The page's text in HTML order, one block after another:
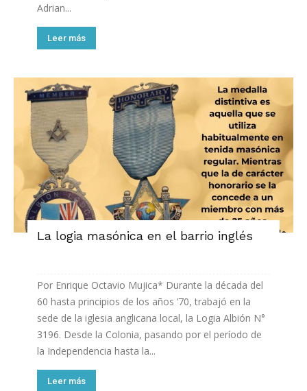
Adrian...
Leer más
La logia masónica en el barrio inglés
Por Enrique Octavio Mujica* Durante la década del
60 hasta principios de los años ’70, trabajó en la
sede de la iglesia anglicana local, la Logia Albión N°
3196. Desde la Colonia, pasando por el período de
la Independencia hasta la...
Leer más